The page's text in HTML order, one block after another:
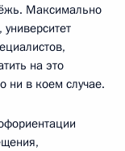
Максимально
на это
ни в коем случае.